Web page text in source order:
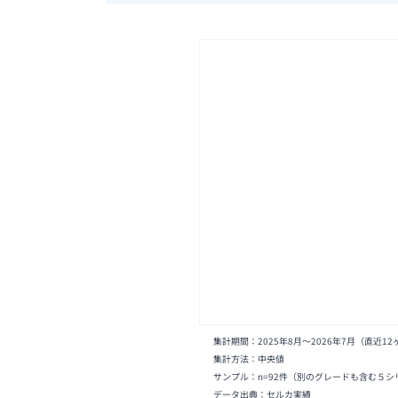
集計期間： 2025年8月〜2026年7月 （直近12
集計方法：中央値
サンプル：n=92件 （別のグレードも含む５
データ出典：セルカ実績